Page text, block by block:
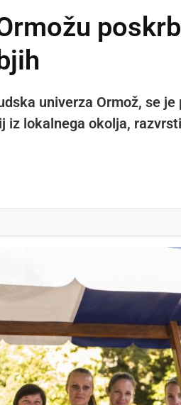
univerza Ormož, se
iz lokalnega okolja,